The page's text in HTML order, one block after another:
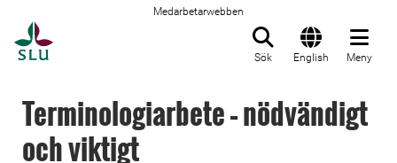
Medarbetarwebben
Sök English Meny
Terminologiarbete – nödvändigt
och viktigt